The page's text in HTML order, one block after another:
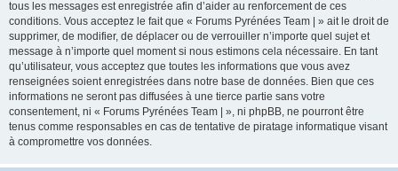
tous les messages est enregistrée afin d’aider au renforcement de ces
conditions. Vous acceptez le fait que « Forums Pyrénées Team | » ait le droit de
supprimer, de modifier, de déplacer ou de verrouiller n’importe quel sujet et
message à n’importe quel moment si nous estimons cela nécessaire. En tant
qu’utilisateur, vous acceptez que toutes les informations que vous avez
renseignées soient enregistrées dans notre base de données. Bien que ces
informations ne seront pas diffusées à une tierce partie sans votre
consentement, ni « Forums Pyrénées Team | », ni phpBB, ne pourront être
tenus comme responsables en cas de tentative de piratage informatique visant
à compromettre vos données.